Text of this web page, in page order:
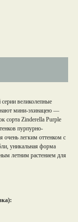
великолепные
мини-эхинацею —
сорта Zinderella Purple
пурпурно-
очень легким оттенком с
уникальная форма
летним растением для